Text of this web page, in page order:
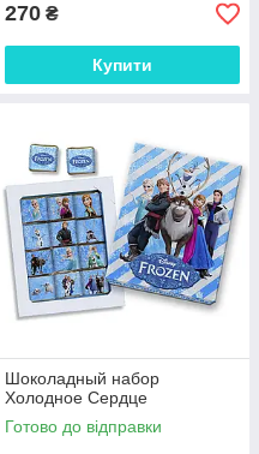
270 ₴
Купити
Шоколадный набор
Холодное Сердце
Готово до відправки